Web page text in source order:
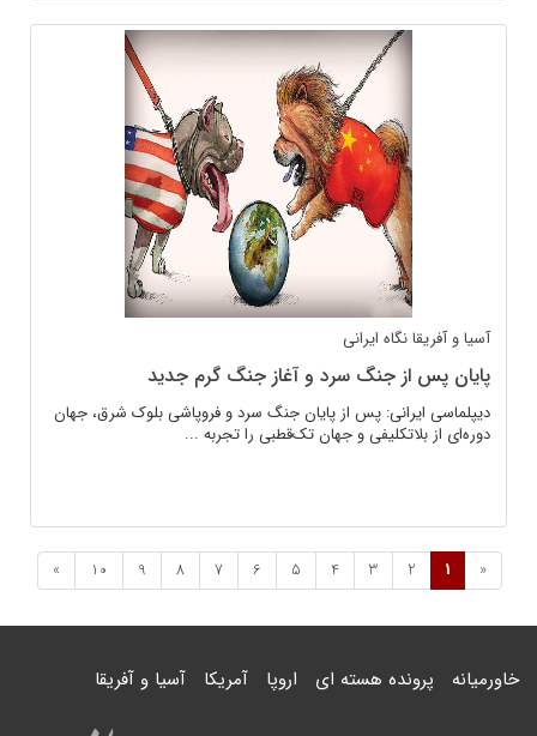
آسیا و آفریقانگاه ایرانی
پایان پس از جنگ سرد و آغاز جنگ گرم جدید
دیپلماسی ایرانی: پس از پایان جنگ سرد و فروپاشی بلوک شرق، جهان
دوره‌ای از بلاتکلیفی و جهان تک‌قطبی را تجربه ...
«
1
2
3
4
5
6
7
8
9
10
»
خاورمیانه پرونده هسته ای اروپا آمریکا آسیا و آفریقا